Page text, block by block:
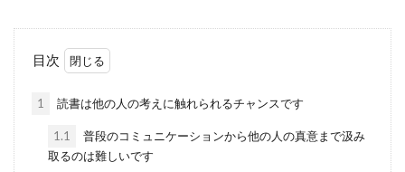
目次
1 読書は他の人の考えに触れられるチャンスです
1.1
普段のコミュニケーションから他の人の真意まで汲み
取るのは難しいです